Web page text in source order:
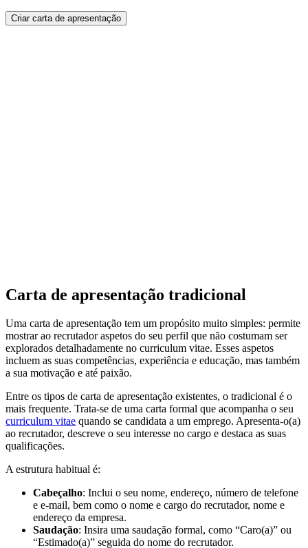
Criar carta de apresentação
Carta de apresentação tradicional
Uma carta de apresentação tem um propósito muito simples: permite
mostrar ao recrutador aspetos do seu perfil que não costumam ser
explorados detalhadamente no curriculum vitae. Esses aspetos
incluem as suas competências, experiência e educação, mas também
a sua motivação e até paixão.
Entre os tipos de carta de apresentação existentes, o tradicional é o
mais frequente. Trata-se de uma carta formal que acompanha o seu
curriculum vitae quando se candidata a um emprego. Apresenta-o(a)
ao recrutador, descreve o seu interesse no cargo e destaca as suas
qualificações.
A estrutura habitual é:
Cabeçalho: Inclui o seu nome, endereço, número de telefone
e e-mail, bem como o nome e cargo do recrutador, nome e
endereço da empresa.
Saudação: Insira uma saudação formal, como “Caro(a)” ou
“Estimado(a)” seguida do nome do recrutador.